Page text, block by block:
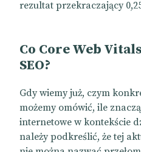
rezultat przekraczający
Co Core Web
SEO?
Gdy wiemy już, czym
możemy omówić, ile
internetowe w kontekście
należy podkreślić, że tej